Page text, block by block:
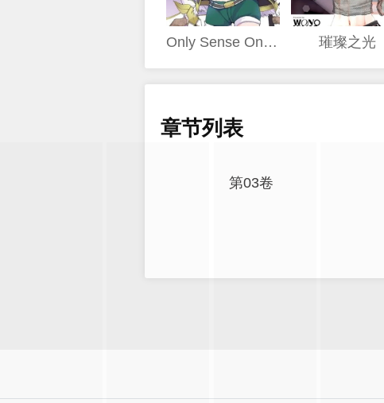
Only Sense Online 璀璨之光
章节列表
第03卷